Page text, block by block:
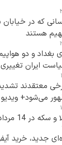
که در خیابان
هستند
بغداد و دو
ایران
معتقدند
می‌شود+ ویدیو
مرداد+ جدول
جدید، خرید